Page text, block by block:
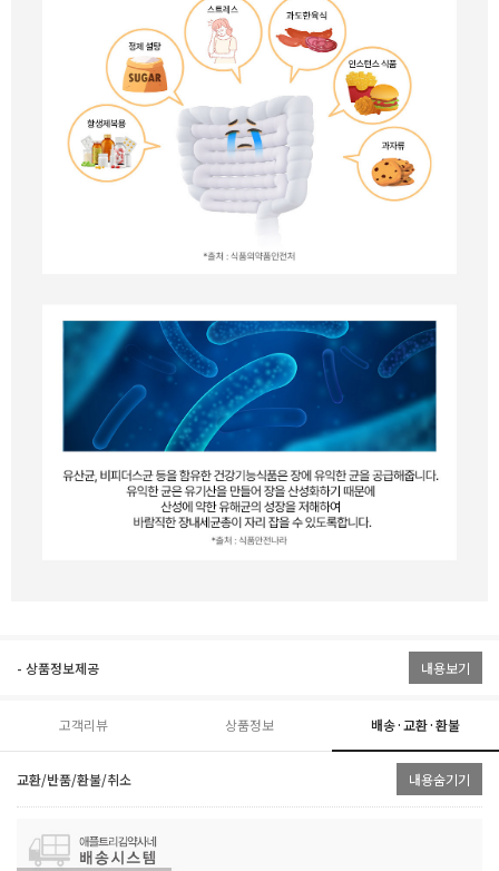
- 상품정보제공 내용보기
고객리뷰 상품정보 배송·교환·환불
교환/반품/환불/취소 내용숨기기